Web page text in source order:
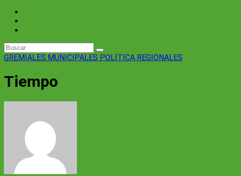
GREMIALES MUNICIPALES POLÍTICA REGIONALES
Tiempo